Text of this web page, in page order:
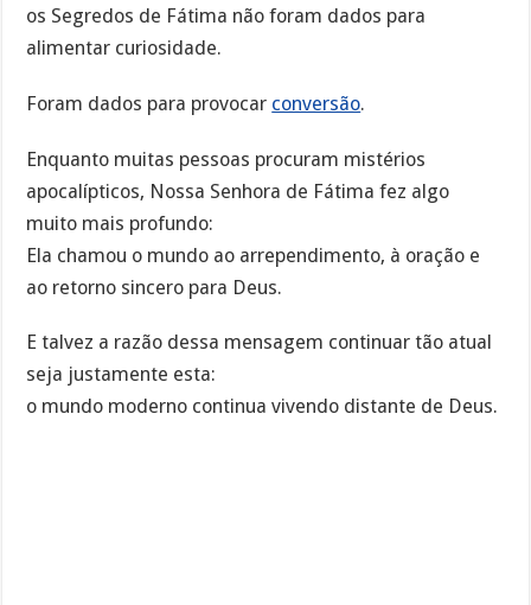
os Segredos de Fátima não foram dados para
alimentar curiosidade.
Foram dados para provocar conversão.
Enquanto muitas pessoas procuram mistérios
apocalípticos, Nossa Senhora de Fátima fez algo
muito mais profundo:
Ela chamou o mundo ao arrependimento, à oração e
ao retorno sincero para Deus.
E talvez a razão dessa mensagem continuar tão atual
seja justamente esta:
o mundo moderno continua vivendo distante de Deus.